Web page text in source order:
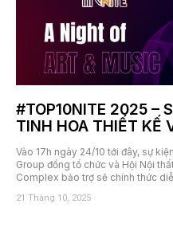
#TOP10NITE 2025 –
TINH HOA THIẾT KẾ
Vào 17h ngày 24/10 tới đây, sự
Group đồng tổ chức và Hội Nội
Complex bảo trợ sẽ chính thức
21 Tháng 10, 2025